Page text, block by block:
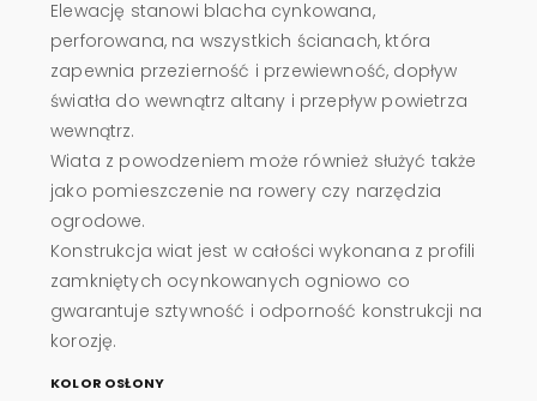
Elewację stanowi blacha cynkowana,
perforowana, na wszystkich ścianach, która
zapewnia przezierność i przewiewność, dopływ
światła do wewnątrz altany i przepływ powietrza
wewnątrz.
Wiata z powodzeniem może również służyć także
jako pomieszczenie na rowery czy narzędzia
ogrodowe.
Konstrukcja wiat jest w całości wykonana z profili
zamkniętych ocynkowanych ogniowo co
gwarantuje sztywność i odporność konstrukcji na
korozję.
KOLOR OSŁONY